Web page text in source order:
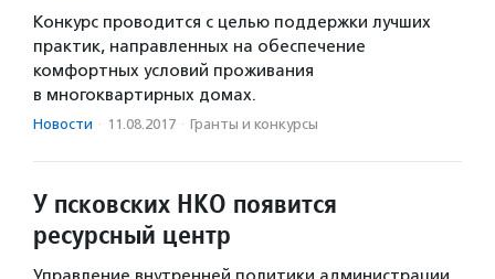
Конкурс проводится с целью поддержки лучших
практик, направленных на обеспечение
комфортных условий проживания
в многоквартирных домах.
Новости · 11.08.2017 · Гранты и конкурсы
У псковских НКО появится
ресурсный центр